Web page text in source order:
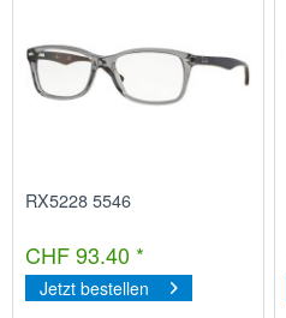
RX5228 5546
CHF 93.40 *
Jetzt bestellen